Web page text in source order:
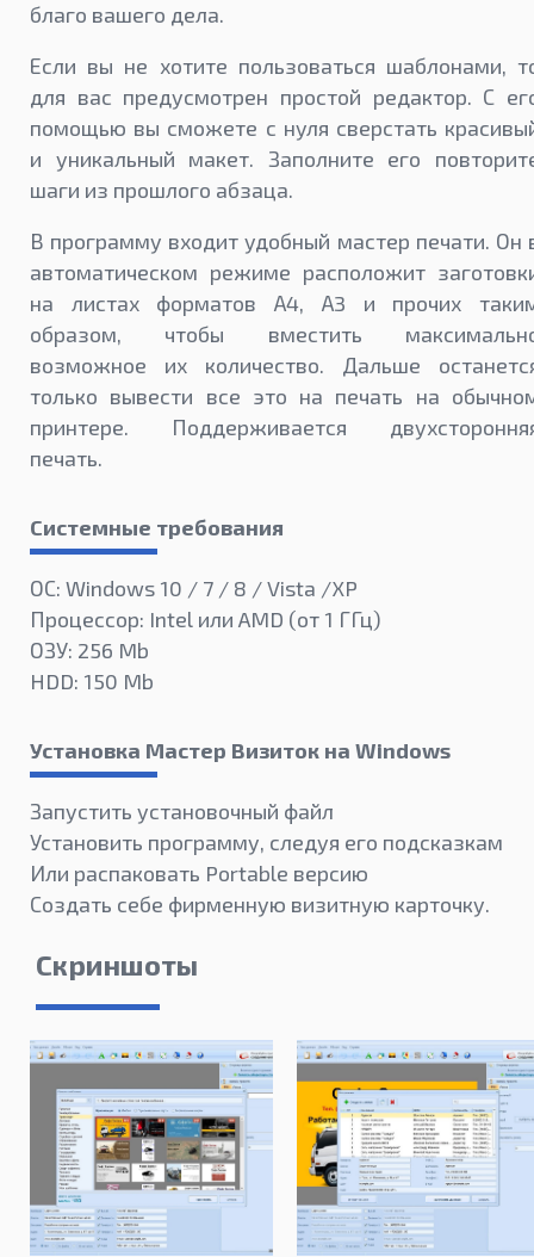
благо вашего дела.
Если вы не хотите пользоваться шаблонами,
для вас предусмотрен простой редактор. С
помощью вы сможете с нуля сверстать
и уникальный макет. Заполните его
шаги из прошлого абзаца.
В программу входит удобный мастер печати. Он
автоматическом режиме расположит
на листах форматов А4, А3 и прочих
образом, чтобы вместить
возможное их количество. Дальше
только вывести все это на печать на
принтере. Поддерживается
печать.
Системные требования
ОС: Windows 10 / 7 / 8 / Vista /XP
Процессор: Intel или AMD (от 1 ГГц)
ОЗУ: 256 Mb
HDD: 150 Mb
Установка Мастер Визиток на Windows
Запустить установочный файл
Установить программу, следуя его подсказкам
Или распаковать Portable версию
Создать себе фирменную визитную карточку.
Скриншоты